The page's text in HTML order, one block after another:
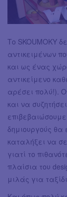
Το SKOUMOKY
αντικειμένων
και ως ένας
αντικείμενο
αρέσει πολύ!).
και να
δημιουργούς θα
καταλήξει να
γιατί το
πλαίσια του
μιλάς για